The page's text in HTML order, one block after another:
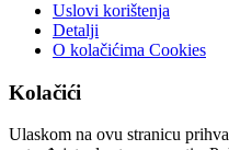
Uslovi korištenja
Detalji
O kolačićima Cookies
Kolačići
Ulaskom na ovu stranicu